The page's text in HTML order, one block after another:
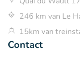
246 km van Le
15km van
Contact